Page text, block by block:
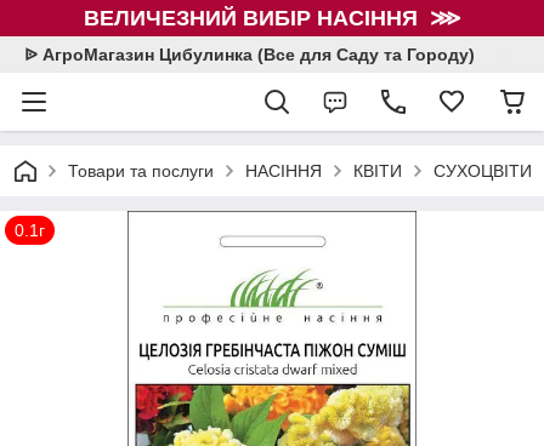
ВЕЛИЧЕЗНИЙ ВИБІР НАСІННЯ ⋙
ᐉ АгроМагазин Цибулинка (Все для Саду та Городу)
Товари та послуги НАСІННЯ КВІТИ СУХОЦВІТИ
0.1г